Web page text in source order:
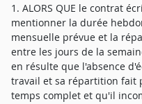
1. ALORS QUE le contrat
mentionner la durée
mensuelle prévue et la
entre les jours de la
en résulte que l'absence
travail et sa répartition fait
temps complet et qu'il